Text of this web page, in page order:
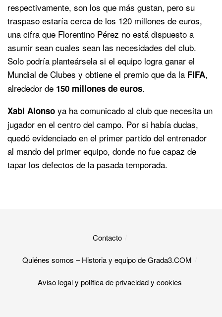
respectivamente, son los que más gustan, pero su
traspaso estaría cerca de los 120 millones de euros,
una cifra que Florentino Pérez no está dispuesto a
asumir sean cuales sean las necesidades del club.
Solo podría planteársela si el equipo logra ganar el
Mundial de Clubes y obtiene el premio que da la FIFA,
alrededor de 150 millones de euros.
Xabi Alonso ya ha comunicado al club que necesita un
jugador en el centro del campo. Por si había dudas,
quedó evidenciado en el primer partido del entrenador
al mando del primer equipo, donde no fue capaz de
tapar los defectos de la pasada temporada.
Contacto
Quiénes somos – Historia y equipo de Grada3.COM
Aviso legal y política de privacidad y cookies​